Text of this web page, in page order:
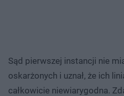
Sąd pierwszej instancji nie
oskarżonych i uznał, że ich
całkowicie niewiarygodna.